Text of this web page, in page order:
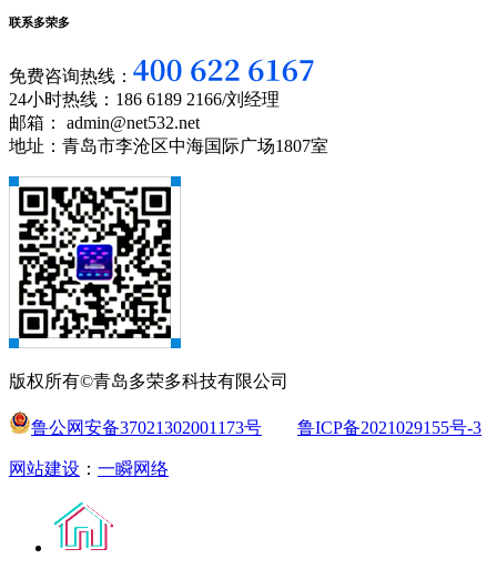
联系多荣多
免费咨询热线：
24小时热线：186 6189 2166/刘经理
邮箱： admin@net532.net
地址：青岛市李沧区中海国际广场1807室
版权所有©青岛多荣多科技有限公司
鲁公网安备37021302001173号 鲁ICP备2021029155号-3
网站建设 ： 一瞬网络